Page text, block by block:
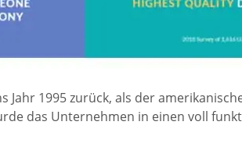
1995 zurück, als der
das Unternehmen in einen voll